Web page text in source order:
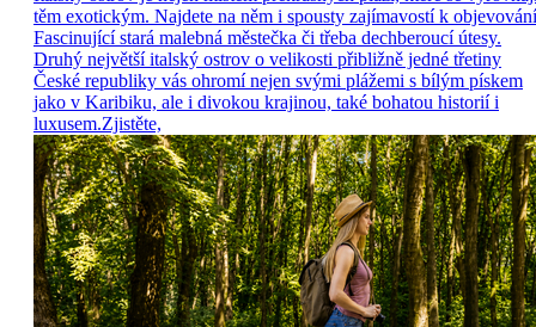
těm exotickým. Najdete na něm i spousty zajímavostí k
Fascinující stará malebná městečka či třeba dechberoucí útesy.
Druhý největší italský ostrov o velikosti přibližně jedné třetiny
České republiky vás ohromí nejen svými plážemi s bílým pískem
jako v Karibiku, ale i divokou krajinou, také bohatou historií i
luxusem.Zjistěte,